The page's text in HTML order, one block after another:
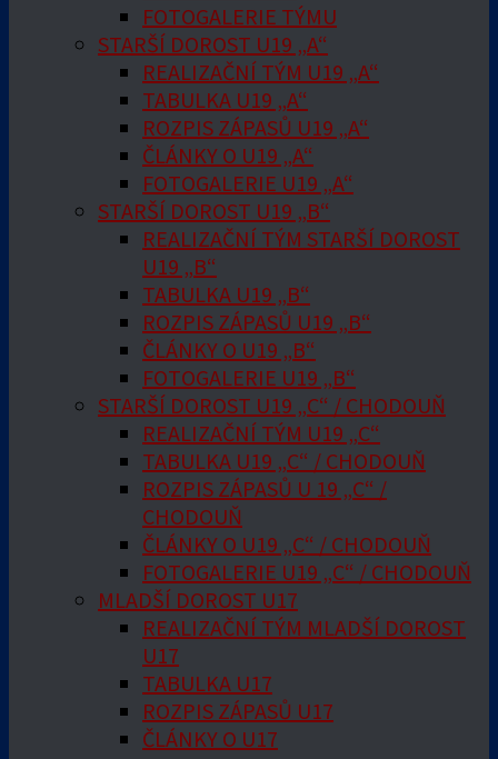
FOTOGALERIE TÝMU
STARŠÍ DOROST U19 „A“
REALIZAČNÍ TÝM U19 „A“
TABULKA U19 „A“
ROZPIS ZÁPASŮ U19 „A“
ČLÁNKY O U19 „A“
FOTOGALERIE U19 „A“
STARŠÍ DOROST U19 „B“
REALIZAČNÍ TÝM STARŠÍ DOROST
U19 „B“
TABULKA U19 „B“
ROZPIS ZÁPASŮ U19 „B“
ČLÁNKY O U19 „B“
FOTOGALERIE U19 „B“
STARŠÍ DOROST U19 „C“ / CHODOUŇ
REALIZAČNÍ TÝM U19 „C“
TABULKA U19 „C“ / CHODOUŇ
ROZPIS ZÁPASŮ U 19 „C“ /
CHODOUŇ
ČLÁNKY O U19 „C“ / CHODOUŇ
FOTOGALERIE U19 „C“ / CHODOUŇ
MLADŠÍ DOROST U17
REALIZAČNÍ TÝM MLADŠÍ DOROST
U17
TABULKA U17
ROZPIS ZÁPASŮ U17
ČLÁNKY O U17